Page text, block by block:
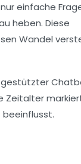
einfache
heben. Diese
Wandel
gestützter
Zeitalter